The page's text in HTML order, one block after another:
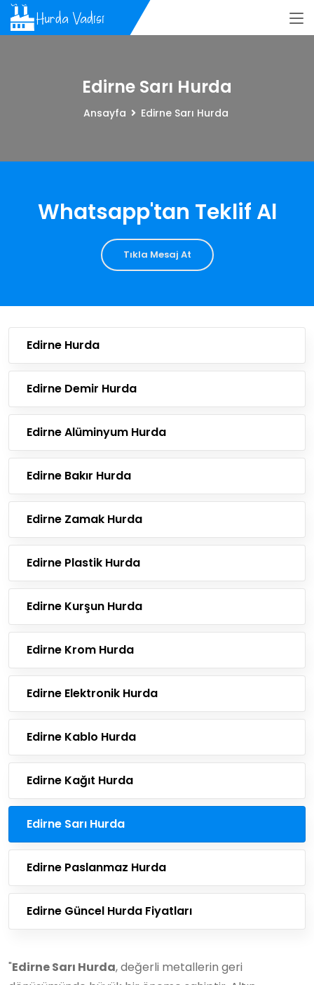
Edirne Sarı Hurda
Ansayfa Edirne Sarı Hurda
Whatsapp'tan Teklif Al
Tıkla Mesaj At
Edirne Hurda
Edirne Demir Hurda
Edirne Alüminyum Hurda
Edirne Bakır Hurda
Edirne Zamak Hurda
Edirne Plastik Hurda
Edirne Kurşun Hurda
Edirne Krom Hurda
Edirne Elektronik Hurda
Edirne Kablo Hurda
Edirne Kağıt Hurda
Edirne Sarı Hurda
Edirne Paslanmaz Hurda
Edirne Güncel Hurda Fiyatları
"Edirne Sarı Hurda, değerli metallerin geri